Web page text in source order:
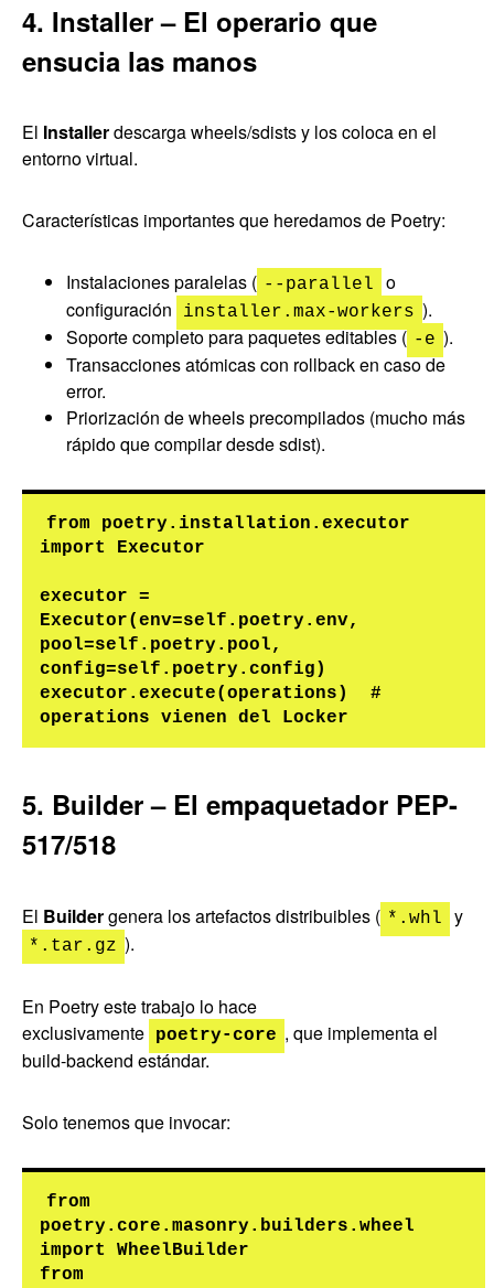
4. Installer – El operario que
ensucia las manos
El Installerdescarga wheels/sdists y los coloca en el
entorno virtual.
Características importantes que heredamos de Poetry:
Instalaciones paralelas ( --parallel
o
configuración
installer.max-workers ).
Soporte completo para paquetes editables ( -e ).
Transacciones atómicas con rollback en caso de
error.
Priorización de wheels precompilados (mucho más
rápido que compilar desde sdist).
from poetry.installation.executor
import Executor
executor =
Executor(env=self.poetry.env,
pool=self.poetry.pool,
config=self.poetry.config)
executor.execute(operations)  #
5. Builder – El empaquetador PEP-
517/518
El Buildergenera los artefactos distribuibles ( *.whl y
*.tar.gz ).
En Poetry este trabajo lo hace
exclusivamente
poetry-core , que implementa el
build-backend estándar.
Solo tenemos que invocar:
from
poetry.core.masonry.builders.wheel
import WheelBuilder
from